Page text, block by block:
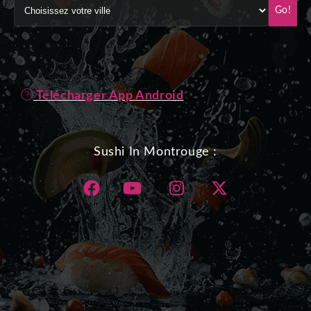
Go!
Télécharger App Android
Sushi In Montrouge :